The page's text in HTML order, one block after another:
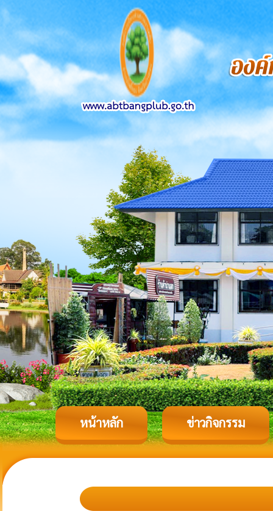
หน้าหลัก ข่าวกิจกรรม